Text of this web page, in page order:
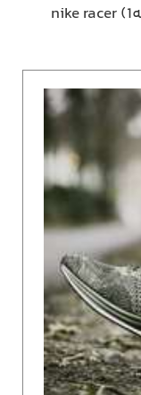
کتانی نایک ریسر (های کپی درجه1) nike racer